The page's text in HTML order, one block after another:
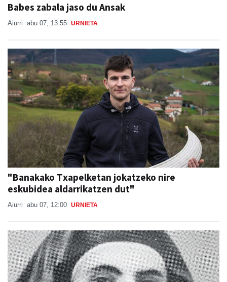
Babes zabala jaso du Ansak
Aiurri abu 07, 13:55 URNIETA
"Banakako Txapelketan jokatzeko nire
eskubidea aldarrikatzen dut"
Aiurri abu 07, 12:00 URNIETA